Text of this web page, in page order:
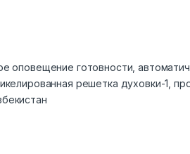
оповещение готовности,
решетка духовки-1,